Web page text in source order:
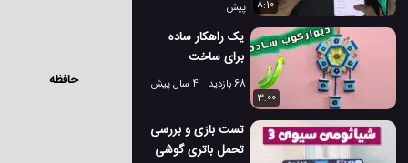
حافظه
ایرپاد پرو 2
پیش
8:10
یک راهکار ساده
برای ساخت
دیوارکوب تزئینی در
68 بازدید
4 سال پیش
3:00
تست بازی و بررسی
تحمل باتری گوشی